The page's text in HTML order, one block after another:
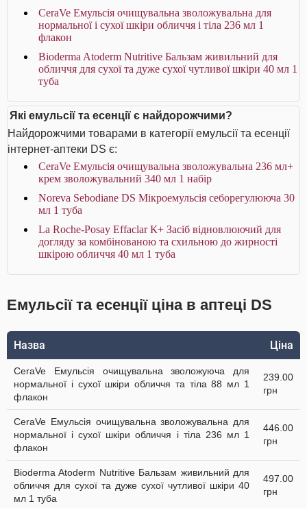
CeraVe Емульсія очищувальна зволожувальна для
нормальної і сухої шкіри обличчя і тіла 236 мл 1
флакон
Bioderma Atoderm Nutritive Бальзам живильний для
обличчя для сухої та дуже сухої чутливої шкіри 40 мл 1
туба
Які емульсії та есенції є найдорожчими?
Найдорожчими товарами в категорії емульсії та есенції
інтернет-аптеки DS є:
CeraVe Емульсія очищувальна зволожувальна 236 мл+
крем зволожувальний 340 мл 1 набір
Noreva Sebodiane DS Мікроемульсія себорегулююча 30
мл 1 туба
La Roche-Posay Effaclar К+ Засіб відновлюючий для
догляду за комбінованою та схильною до жирності
шкірою обличчя 40 мл 1 туба
Емульсії та есенції ціна в аптеці DS
Назва Ціна
CeraVe Емульсія очищувальна зволожуюча для
нормальної і сухої шкіри обличчя та тіла 88 мл 1
флакон
239.00
грн
CeraVe Емульсія очищувальна зволожувальна для
нормальної і сухої шкіри обличчя і тіла 236 мл 1
флакон
446.00
грн
Bioderma Atoderm Nutritive Бальзам живильний для
обличчя для сухої та дуже сухої чутливої шкіри 40
мл 1 туба
497.00
грн